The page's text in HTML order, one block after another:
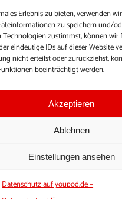
Erlebnis zu bieten, verwenden
zu speichern und/
Technologien zustimmst, können wir
eindeutige IDs auf dieser Website
nicht erteilst oder zurückziehst,
beeinträchtigt werden.
Akzeptieren
Ablehnen
Einstellungen ansehen
Datenschutz auf youpod.de –
von Menschen wie dir.
Erfahrung, teile deine
deine Beiträge auf youpod.de.
um alle Funktionen nutzen zu
eigene Beiträge hochzuladen und
Einloggen